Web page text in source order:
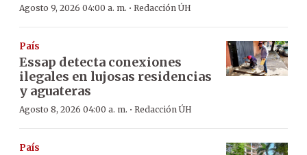
Agosto 9, 2026 04:00 a. m. · Redacción ÚH
País
Essap detecta conexiones
ilegales en lujosas residencias
y aguateras
Agosto 8, 2026 04:00 a. m. · Redacción ÚH
País